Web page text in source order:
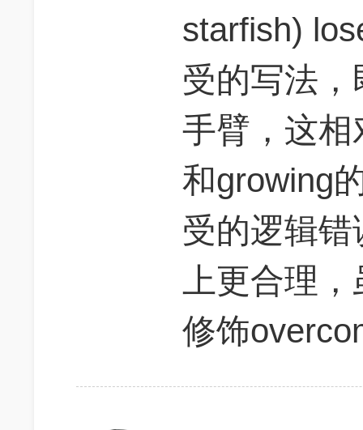
starfish)
受的写法
手臂，这相
和growing
受的逻辑
上更合理
修饰